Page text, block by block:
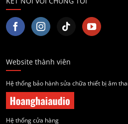
Website thành viên
Hệ thống bảo hành sửa chữa thiết bị âm
Hệ thống cửa hàng